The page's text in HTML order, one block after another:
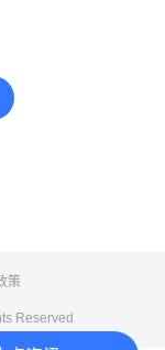
策
Reserved